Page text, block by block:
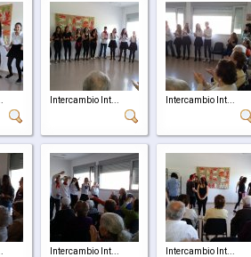
Intercambio Int... Intercambio Int...
Intercambio Int... Intercambio Int...